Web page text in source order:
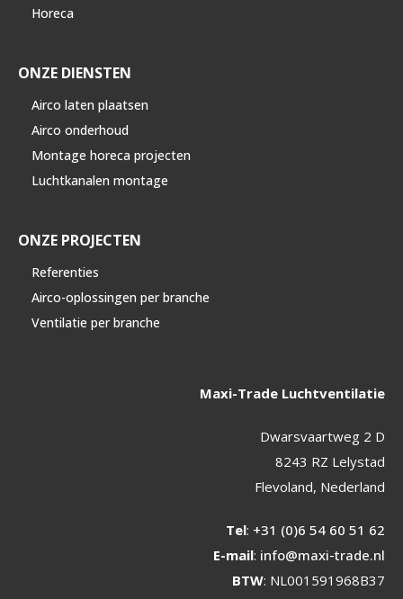
Horeca
ONZE DIENSTEN
Airco laten plaatsen
Airco onderhoud
Montage horeca projecten
Luchtkanalen montage
ONZE PROJECTEN
Referenties
Airco-oplossingen per branche
Ventilatie per branche
Maxi-Trade Luchtventilatie
Dwarsvaartweg 2 D
8243 RZ Lelystad
Flevoland, Nederland
Tel: +31 (0)6 54 60 51 62
E-mail: info@maxi-trade.nl
BTW: NL001591968B37